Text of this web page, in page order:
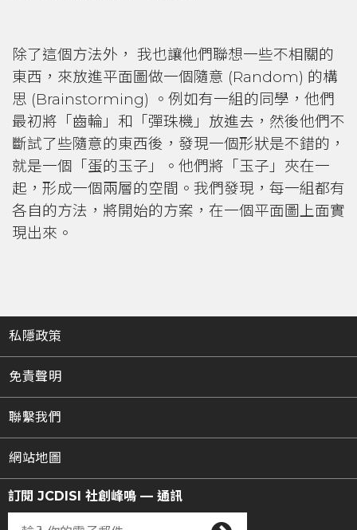
除了這個方法外， 我也讓他們聯想一些不相關的
東西，來放進平面圖做一個隨意 (Random) 的構
思 (Brainstorming) 。例如有一組的同學，他們
最初將「齒輪」和「彈珠機」放進去，然後他們不
斷試了些隨意的東西後，發現一個形狀是不錯的，
就是一個「蛋的玉子」。他們將「玉子」夾在一
起，形成一個兩層的空間。我們發現，每一組都有
各自的方法，將開始的方案，在一個平面圖上面實
現出來。
私隱政策
免責聲明
聯繫我們
網站地圖
訂閱 JCDISI 社創峰鳴 — 通訊